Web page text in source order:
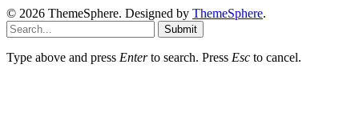
© 2026 ThemeSphere. Designed by ThemeSphere.
Submit
Type above and press Enterto search. Press Esc to cancel.